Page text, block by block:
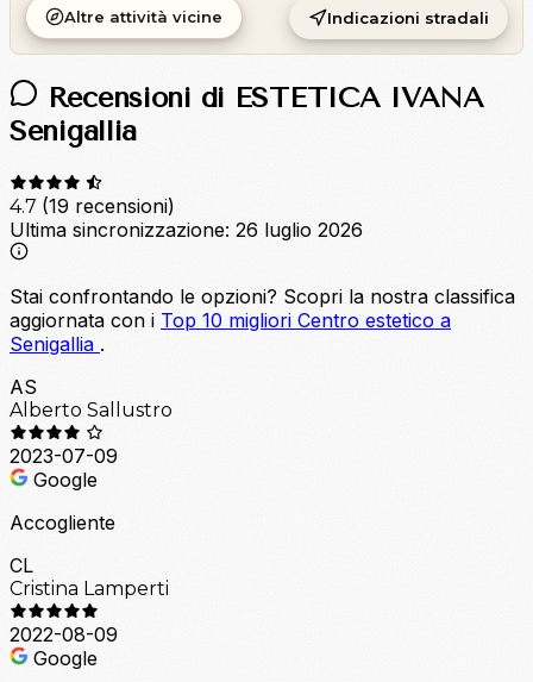
Altre attività vicine Indicazioni stradali
Recensioni di ESTETICA IVANA
Senigallia
4.7 (19 recensioni)
Ultima sincronizzazione: 26 luglio 2026
Stai confrontando le opzioni? Scopri la nostra classifica
aggiornata con i Top 10 migliori Centro estetico a
Senigallia .
AS
Alberto Sallustro
2023-07-09
Google
Accogliente
CL
Cristina Lamperti
2022-08-09
Google